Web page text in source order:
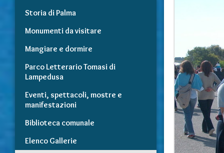
Storia di Palma
Monumenti da visitare
Mangiare e dormire
Parco Letterario Tomasi di
Lampedusa
Eventi, spettacoli, mostre e
manifestazioni
Biblioteca comunale
Elenco Gallerie